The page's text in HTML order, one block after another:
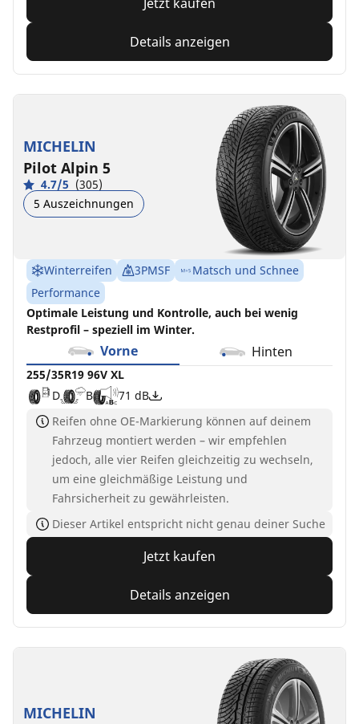
Details anzeigen
MICHELIN
Pilot Alpin 5
4.7/5 (305)
5 Auszeichnungen
Winterreifen 3PMSF
Matsch und Schnee
Performance
Optimale Leistung und Kontrolle, auch bei wenig
Restprofil – speziell im Winter.
Vorne Hinten
255/35R19 96V XL
D
B
71 dB
Reifen ohne OE-Markierung können auf deinem
Fahrzeug montiert werden – wir empfehlen
jedoch, alle vier Reifen gleichzeitig zu wechseln,
um eine gleichmäßige Leistung und
Fahrsicherheit zu gewährleisten.
Dieser Artikel entspricht nicht genau deiner Suche
Jetzt kaufen
Details anzeigen
MICHELIN